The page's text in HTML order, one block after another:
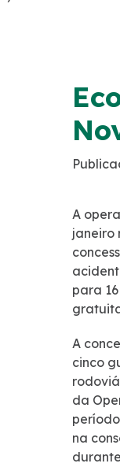
A
janeiro
para
A
cinco
da
na